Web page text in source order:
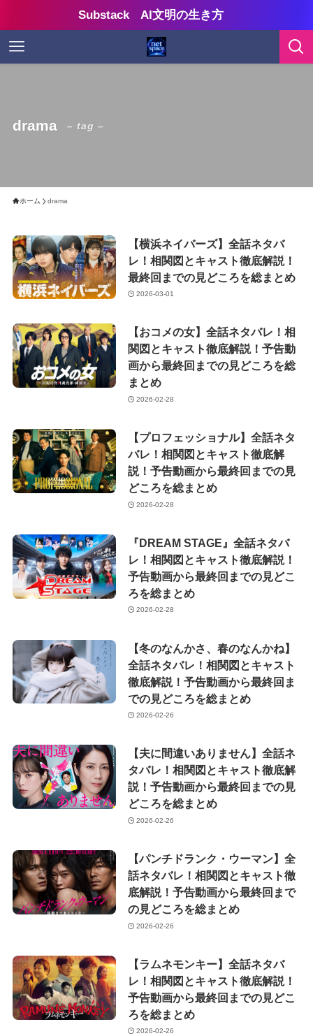
Substack AI文明の生き方
drama – tag –
ホーム drama
【横浜ネイバーズ】全話ネタバ
レ！相関図とキャスト徹底解説！
最終回までの見どころを総まとめ
2026-03-01
【おコメの女】全話ネタバレ！相
関図とキャスト徹底解説！予告動
画から最終回までの見どころを総
まとめ
2026-02-28
【プロフェッショナル】全話ネタ
バレ！相関図とキャスト徹底解
説！予告動画から最終回までの見
どころを総まとめ
2026-02-28
『DREAM STAGE』全話ネタバ
レ！相関図とキャスト徹底解説！
予告動画から最終回までの見どこ
ろを総まとめ
2026-02-28
【冬のなんかさ、春のなんかね】
全話ネタバレ！相関図とキャスト
徹底解説！予告動画から最終回ま
での見どころを総まとめ
2026-02-26
【夫に間違いありません】全話ネ
タバレ！相関図とキャスト徹底解
説！予告動画から最終回までの見
どころを総まとめ
2026-02-26
【パンチドランク・ウーマン】全
話ネタバレ！相関図とキャスト徹
底解説！予告動画から最終回まで
の見どころを総まとめ
2026-02-26
【ラムネモンキー】全話ネタバ
レ！相関図とキャスト徹底解説！
予告動画から最終回までの見どこ
ろを総まとめ
2026-02-26